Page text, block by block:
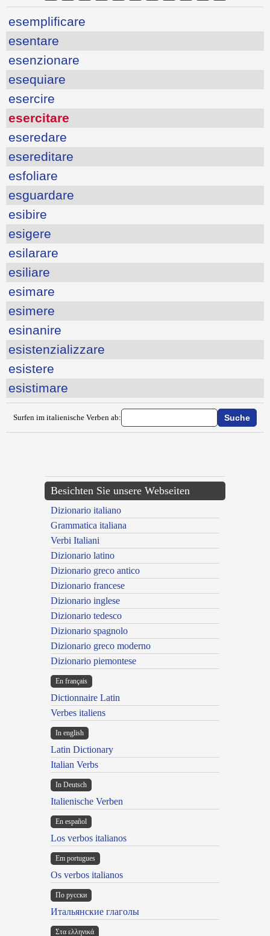
esemplificare
esentare
esenzionare
esequiare
esercire
esercitare
eseredare
esereditare
esfoliare
esguardare
esibire
esigere
esilarare
esiliare
esimare
esimere
esinanire
esistenzializzare
esistere
esistimare
Surfen im italienische Verben ab:
Besichten Sie unsere Webseiten
Dizionario italiano
Grammatica italiana
Verbi Italiani
Dizionario latino
Dizionario greco antico
Dizionario francese
Dizionario inglese
Dizionario tedesco
Dizionario spagnolo
Dizionario greco moderno
Dizionario piemontese
En français
Dictionnaire Latin
Verbes italiens
In english
Latin Dictionary
Italian Verbs
In Deutsch
Italienische Verben
En español
Los verbos italianos
Em portugues
Os verbos italianos
По русски
Итальянские глаголы
Στα ελληνικά